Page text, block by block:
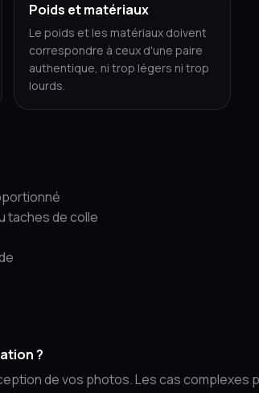
Poids et matériaux
Le poids et les matériaux doivent
correspondre à ceux d'une paire
authentique, ni trop légers ni trop
lourds.
taches de colle
?
de vos photos. Les cas complexes